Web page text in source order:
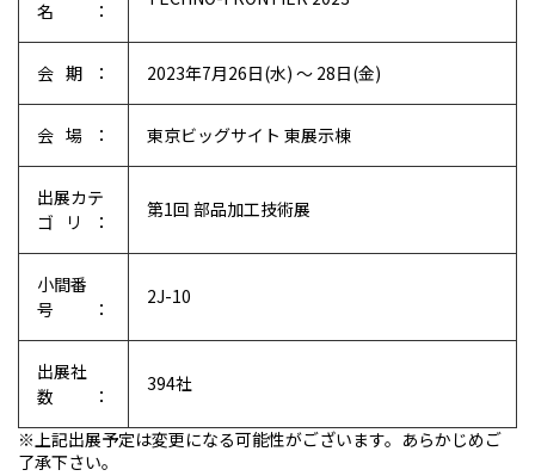
名：
会期： 2023年7月26日(水) ～ 28日(金)
会場： 東京ビッグサイト 東展示棟
出展カテ
ゴリ：
第1回 部品加工技術展
小間番
号：
2J-10
出展社
数：
394社
※上記出展予定は変更になる可能性がございます。あらかじめご
了承下さい。